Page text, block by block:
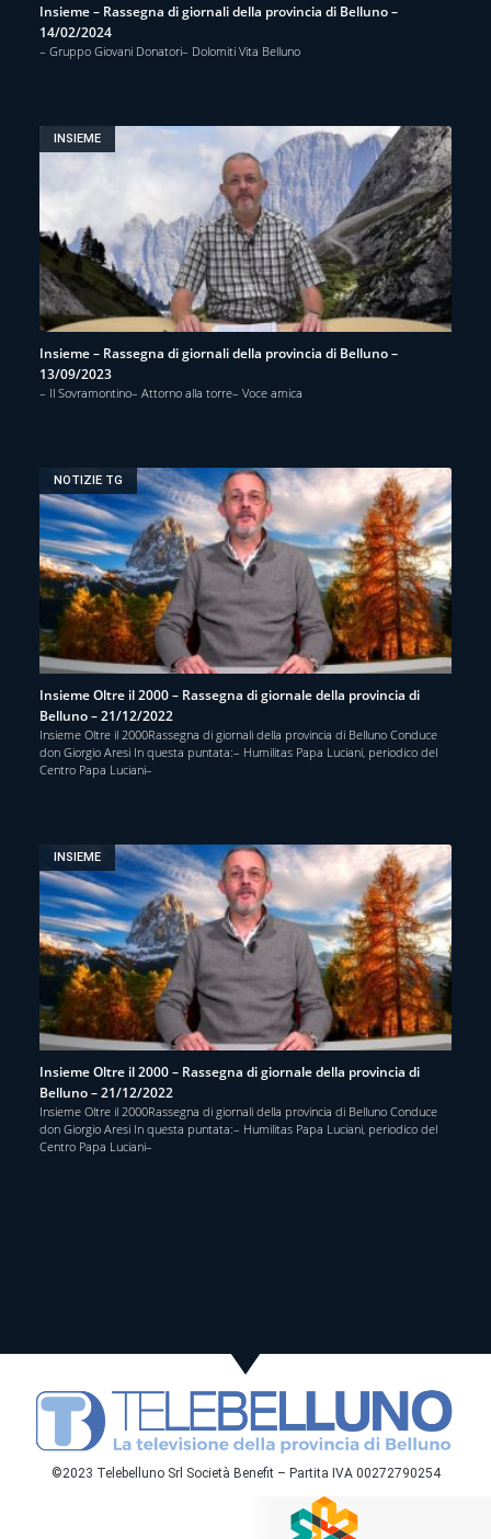
Insieme – Rassegna di giornali della provincia di Belluno –
14/02/2024
– Gruppo Giovani Donatori– Dolomiti Vita Belluno
INSIEME
Insieme – Rassegna di giornali della provincia di Belluno –
13/09/2023
– Il Sovramontino– Attorno alla torre– Voce amica
NOTIZIE TG
Insieme Oltre il 2000 – Rassegna di giornale della provincia di
Belluno – 21/12/2022
Insieme Oltre il 2000Rassegna di giornali della provincia di Belluno Conduce
don Giorgio Aresi In questa puntata:– Humilitas Papa Luciani, periodico del
Centro Papa Luciani–
INSIEME
Insieme Oltre il 2000 – Rassegna di giornale della provincia di
Belluno – 21/12/2022
Insieme Oltre il 2000Rassegna di giornali della provincia di Belluno Conduce
don Giorgio Aresi In questa puntata:– Humilitas Papa Luciani, periodico del
Centro Papa Luciani–
©2023 Telebelluno Srl Società Benefit – Partita IVA 00272790254